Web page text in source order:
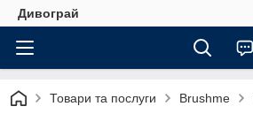
Дивограй
Товари та послуги Brushme